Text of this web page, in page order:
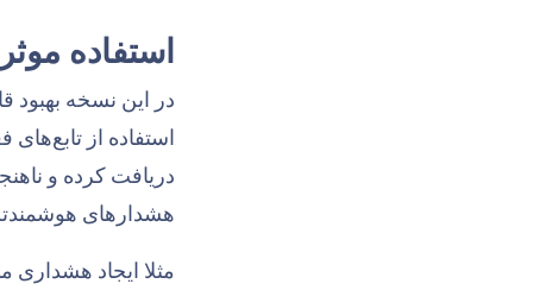
استفاده
در این نسخه بهبود
دریافت کرده و
هشدارهای